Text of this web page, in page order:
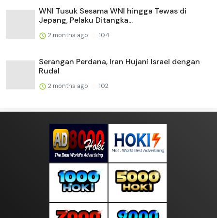
WNI Tusuk Sesama WNI hingga Tewas di
Jepang, Pelaku Ditangka...
2 months ago 104
Serangan Perdana, Iran Hujani Israel dengan
Rudal
2 months ago 102